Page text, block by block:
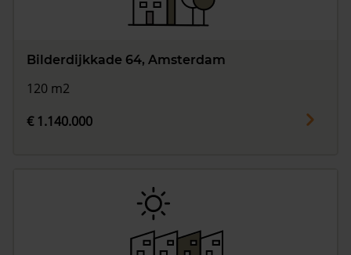
Bilderdijkkade 64, Amsterdam
120 m2
€ 1.140.000